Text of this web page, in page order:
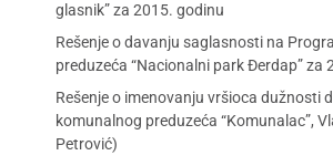
glasnik” za 2015. godinu
Rešenje o davanju saglasnosti na
preduzeća “Nacionalni park Đerdap” za
Rešenje o imenovanju vršioca dužnosti
komunalnog preduzeća “Komunalac”,
Petrović)